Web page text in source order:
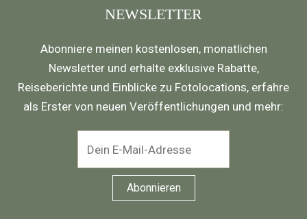
NEWSLETTER
Abonniere meinen kostenlosen, monatlichen
Newsletter und erhalte exklusive Rabatte,
Reiseberichte und Einblicke zu Fotolocations, erfahre
als Erster von neuen Veröffentlichungen und mehr: